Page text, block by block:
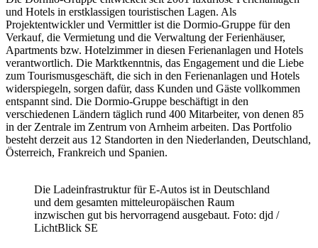
und Hotels in erstklassigen touristischen Lagen. Als
Projektentwickler und Vermittler ist die Dormio-Gruppe für den
Verkauf, die Vermietung und die Verwaltung der Ferienhäuser,
Apartments bzw. Hotelzimmer in diesen Ferienanlagen und Hotels
verantwortlich. Die Marktkenntnis, das Engagement und die Liebe
zum Tourismusgeschäft, die sich in den Ferienanlagen und Hotels
widerspiegeln, sorgen dafür, dass Kunden und Gäste vollkommen
entspannt sind. Die Dormio-Gruppe beschäftigt in den
verschiedenen Ländern täglich rund 400 Mitarbeiter, von denen 85
in der Zentrale im Zentrum von Arnheim arbeiten. Das Portfolio
besteht derzeit aus 12 Standorten in den Niederlanden, Deutschland,
Österreich, Frankreich und Spanien.
Die Ladeinfrastruktur für E-Autos ist in Deutschland
und dem gesamten mitteleuropäischen Raum
inzwischen gut bis hervorragend ausgebaut. Foto: djd /
LichtBlick SE